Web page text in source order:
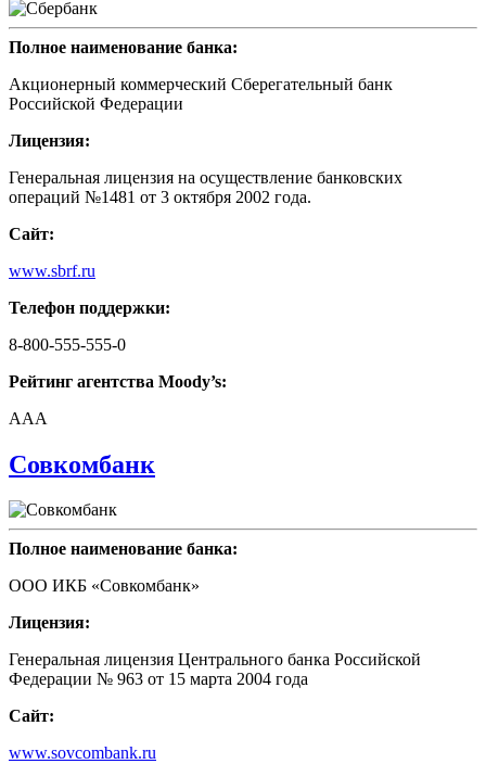
Полное наименование банка:
Акционерный коммерческий Сберегательный банк
Российской Федерации
Лицензия:
Генеральная лицензия на осуществление банковских
операций №1481 от 3 октября 2002 года.
Сайт:
www.sbrf.ru
Телефон поддержки:
8-800-555-555-0
Рейтинг агентства Moody’s:
AAA
Совкомбанк
Полное наименование банка:
ООО ИКБ «Совкомбанк»
Лицензия:
Генеральная лицензия Центрального банка Российской
Федерации № 963 от 15 марта 2004 года
Сайт:
www.sovcombank.ru